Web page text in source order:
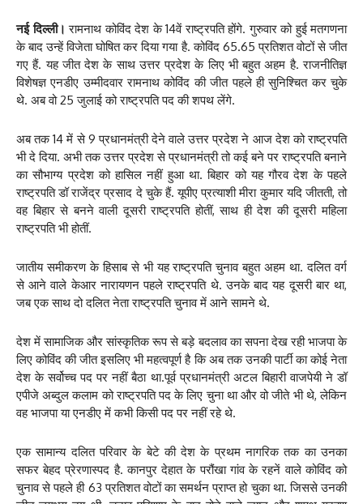
नई दिल्ली। रामनाथ कोविंद देश के 14वें राष्ट्रपति होंगे. गुरुवार को हुई मतगणना
के बाद उन्हें विजेता घोषित कर दिया गया है. कोविंद 65.65 प्रतिशत वोटों से जीत
गए हैं. यह जीत देश के साथ उत्तर प्रदेश के लिए भी बहुत अहम है. राजनीतिज्ञ
विशेषज्ञ एनडीए उम्मीदवार रामनाथ कोविंद की जीत पहले ही सुनिश्चित कर चुके
थे. अब वो 25 जुलाई को राष्ट्रपति पद की शपथ लेंगे.
अब तक 14 में से 9 प्रधानमंत्री देने वाले उत्तर प्रदेश ने आज देश को राष्ट्रपति
भी दे दिया. अभी तक उत्तर प्रदेश से प्रधानमंत्री तो कई बने पर राष्ट्रपति बनाने
का सौभाग्य प्रदेश को हासिल नहीं हुआ था. बिहार को यह गौरव देश के पहले
राष्ट्रपति डॉ राजेंद्र प्रसाद दे चुके हैं. यूपीए प्रत्याशी मीरा कुमार यदि जीतती, तो
वह बिहार से बनने वाली दूसरी राष्ट्रपति होतीं, साथ ही देश की दूसरी महिला
राष्ट्रपति भी होतीं.
जातीय समीकरण के हिसाब से भी यह राष्ट्रपति चुनाव बहुत अहम था. दलित वर्ग
से आने वाले केआर नारायणन पहले राष्ट्रपति थे. उनके बाद यह दूसरी बार था,
जब एक साथ दो दलित नेता राष्ट्रपति चुनाव में आने सामने थे.
देश में सामाजिक और सांस्कृतिक रूप से बड़े बदलाव का सपना देख रही भाजपा के
लिए कोविंद की जीत इसलिए भी महत्वपूर्ण है कि अब तक उनकी पार्टी का कोई नेता
देश के सर्वोच्च पद पर नहीं बैठा था.पूर्व प्रधानमंत्री अटल बिहारी वाजपेयी ने डॉ
एपीजे अब्दुल कलाम को राष्ट्रपति पद के लिए चुना था और वो जीते भी थे, लेकिन
वह भाजपा या एनडीए में कभी किसी पद पर नहीं रहे थे.
एक सामान्य दलित परिवार के बेटे की देश के प्रथम नागरिक तक का उनका
सफर बेहद प्रेरणास्पद है. कानपुर देहात के परौंखा गांव के रहनें वाले कोविंद को
चुनाव से पहले ही 63 प्रतिशत वोटों का समर्थन प्राप्त हो चुका था. जिससे उनकी